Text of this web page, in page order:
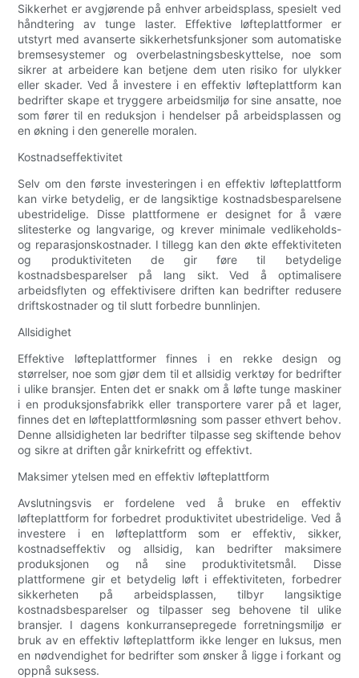
Sikkerhet er avgjørende på enhver arbeidsplass, spesielt ved
håndtering av tunge laster. Effektive løfteplattformer er
utstyrt med avanserte sikkerhetsfunksjoner som automatiske
bremsesystemer og overbelastningsbeskyttelse, noe som
sikrer at arbeidere kan betjene dem uten risiko for ulykker
eller skader. Ved å investere i en effektiv løfteplattform kan
bedrifter skape et tryggere arbeidsmiljø for sine ansatte, noe
som fører til en reduksjon i hendelser på arbeidsplassen og
en økning i den generelle moralen.
Kostnadseffektivitet
Selv om den første investeringen i en effektiv løfteplattform
kan virke betydelig, er de langsiktige kostnadsbesparelsene
ubestridelige. Disse plattformene er designet for å være
slitesterke og langvarige, og krever minimale vedlikeholds-
og reparasjonskostnader. I tillegg kan den økte effektiviteten
og produktiviteten de gir føre til betydelige
kostnadsbesparelser på lang sikt. Ved å optimalisere
arbeidsflyten og effektivisere driften kan bedrifter redusere
driftskostnader og til slutt forbedre bunnlinjen.
Allsidighet
Effektive løfteplattformer finnes i en rekke design og
størrelser, noe som gjør dem til et allsidig verktøy for bedrifter
i ulike bransjer. Enten det er snakk om å løfte tunge maskiner
i en produksjonsfabrikk eller transportere varer på et lager,
finnes det en løfteplattformløsning som passer ethvert behov.
Denne allsidigheten lar bedrifter tilpasse seg skiftende behov
og sikre at driften går knirkefritt og effektivt.
Maksimer ytelsen med en effektiv løfteplattform
Avslutningsvis er fordelene ved å bruke en effektiv
løfteplattform for forbedret produktivitet ubestridelige. Ved å
investere i en løfteplattform som er effektiv, sikker,
kostnadseffektiv og allsidig, kan bedrifter maksimere
produksjonen og nå sine produktivitetsmål. Disse
plattformene gir et betydelig løft i effektiviteten, forbedrer
sikkerheten på arbeidsplassen, tilbyr langsiktige
kostnadsbesparelser og tilpasser seg behovene til ulike
bransjer. I dagens konkurransepregede forretningsmiljø er
bruk av en effektiv løfteplattform ikke lenger en luksus, men
en nødvendighet for bedrifter som ønsker å ligge i forkant og
oppnå suksess.